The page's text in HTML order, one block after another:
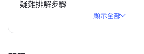
疑難排解步驟
顯示全部